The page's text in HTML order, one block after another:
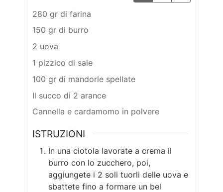
280 gr di farina
150 gr di burro
2 uova
1 pizzico di sale
100 gr di mandorle spellate
Il succo di 2 arance
Cannella e cardamomo in polvere
ISTRUZIONI
In una ciotola lavorate a crema il
burro con lo zucchero, poi,
aggiungete i 2 soli tuorli delle uova e
sbattete fino a formare un bel